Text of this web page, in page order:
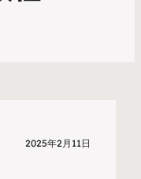
2025年2月11日